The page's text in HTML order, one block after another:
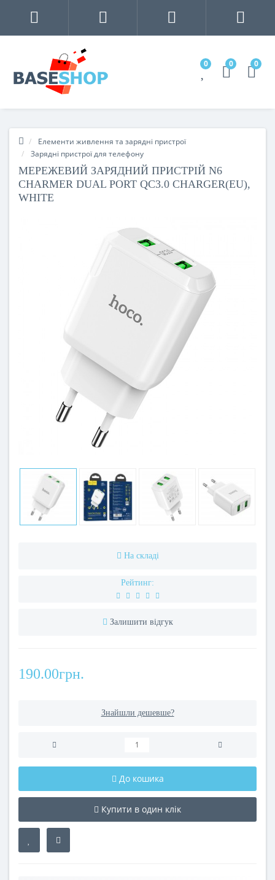
0 0 0
Елементи живлення та зарядні пристрої
Зарядні пристрої для телефону
МЕРЕЖЕВИЙ ЗАРЯДНИЙ ПРИСТРІЙ N6
CHARMER DUAL PORT QC3.0 CHARGER(EU),
WHITE
На складі
Рейтинг:
Залишити відгук
190.00грн.
Знайшли дешевше?
До кошика
Купити в один клік